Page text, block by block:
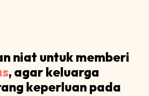
niat untuk memberi
, agar keluarga
keperluan pada